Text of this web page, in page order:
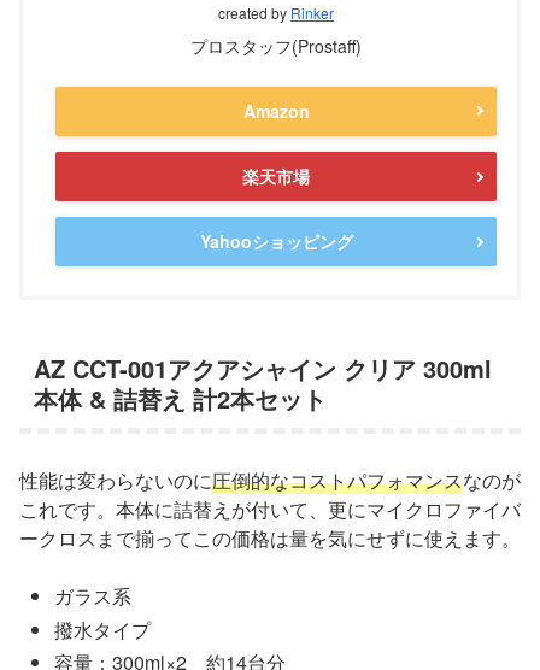
created by Rinker
プロスタッフ(Prostaff)
Amazon
楽天市場
Yahooショッピング
AZ CCT-001アクアシャイン クリア 300ml
本体 & 詰替え 計2本セット
性能は変わらないのに圧倒的なコストパフォマンスなのが
これです。本体に詰替えが付いて、更にマイクロファイバ
ークロスまで揃ってこの価格は量を気にせずに使えます。
ガラス系
撥水タイプ
容量：300ml×2 約14台分